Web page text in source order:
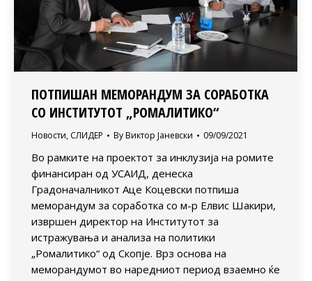
ПОТПИШАН МЕМОРАНДУМ ЗА СОРАБОТКА
СО ИНСТИТУТОТ „РОМАЛИТИКО“
Новости, СЛИДЕР By Виктор Јаневски 09/09/2021
Во рамките на проектот за инклузија на ромите
финансиран од УСАИД, денеска
Градоначалникот Аце Коцевски потпиша
меморандум за соработка со м-р Елвис Шакири,
извршен директор на Институтот за
истражувања и анализа на политики
„Ромалитико“ од Скопје. Врз основа на
меморандумот во наредниот период взаемно ќе